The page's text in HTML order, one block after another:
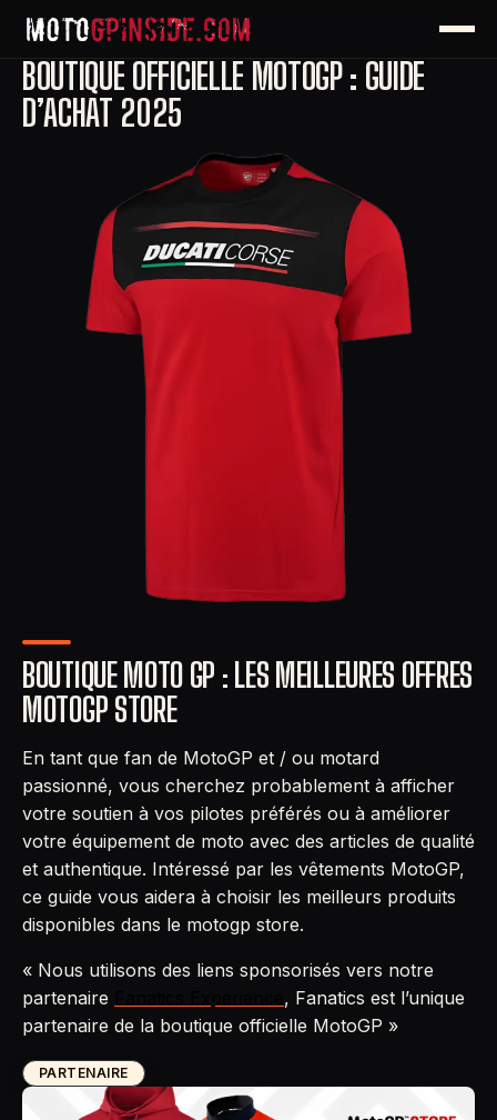
BOUTIQUE OFFICIELLE MOTOGP : GUIDE
D’ACHAT 2025
BOUTIQUE MOTO GP : LES MEILLEURES OFFRES
MOTOGP STORE
En tant que fan de MotoGP et / ou motard
passionné, vous cherchez probablement à afficher
votre soutien à vos pilotes préférés ou à améliorer
votre équipement de moto avec des articles de qualité
et authentique. Intéressé par les vêtements MotoGP,
ce guide vous aidera à choisir les meilleurs produits
disponibles dans le motogp store.
« Nous utilisons des liens sponsorisés vers notre
partenaire
, Fanatics est l’unique
partenaire de la boutique officielle MotoGP »
PARTENAIRE